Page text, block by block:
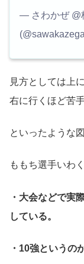
— さわかぜ @
見方としては上
右に行くほど苦
といったような
ももち選手いわく
・大会などで実
している。
・10強というの